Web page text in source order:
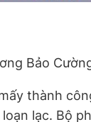
Bảo
thành
lạc. Bộ